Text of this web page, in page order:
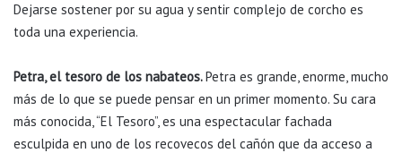
Dejarse sostener por su agua y sentir complejo de corcho es
toda una experiencia.
Petra, el tesoro de los nabateos.Petra es grande, enorme, mucho
más de lo que se puede pensar en un primer momento. Su cara
más conocida, “El Tesoro”, es una espectacular fachada
esculpida en uno de los recovecos del cañón que da acceso a